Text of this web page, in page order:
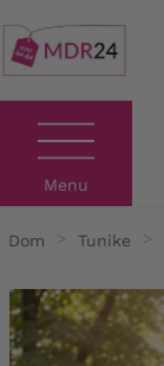
Menu
Dom Tunike